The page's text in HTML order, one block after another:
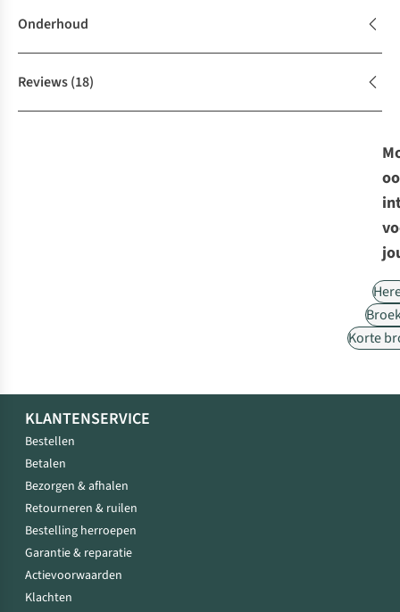
Onderhoud
Reviews(18)
Korte
KLANTENSERVICE
Bestellen
Betalen
Bezorgen & afhalen
Retourneren & ruilen
Bestelling herroepen
Garantie & reparatie
Actievoorwaarden
Klachten